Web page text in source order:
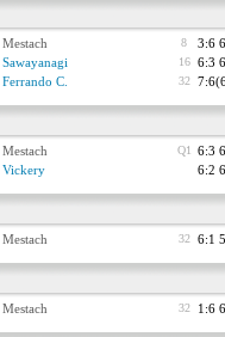
Mestach 8 3:6
Sawayanagi 16 6:3
Ferrando C. 32
Mestach Q1 6:3
Vickery 6:2
Mestach 32 6:1
Mestach 32 1:6